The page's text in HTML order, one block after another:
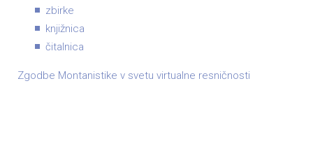
zbirke
knjižnica
čitalnica
Zgodbe Montanistike v svetu virtualne resničnosti